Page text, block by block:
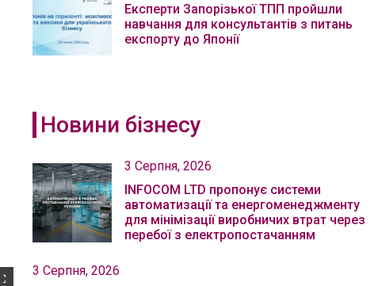
Експерти Запорізької ТПП пройшли
навчання для консультантів з питань
експорту до Японії
Новини бізнесу
3 Серпня, 2026
INFOCOM LTD пропонує системи
автоматизації та енергоменеджменту
для мінімізації виробничих втрат через
перебої з електропостачанням
3 Серпня, 2026